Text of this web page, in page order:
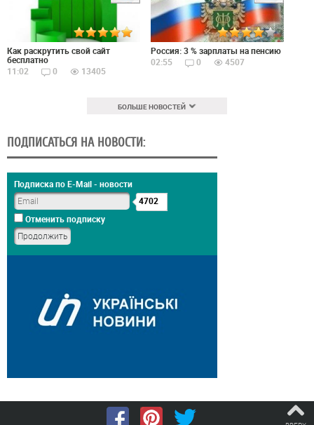
Как раскрутить свой сайт
бесплатно
11:02
0 13405
Россия: 3 % зарплаты на пенсию
02:55
0 4507
БОЛЬШЕ НОВОСТЕЙ
ПОДПИСАТЬСЯ НА НОВОСТИ:
Подписка по E-Mail - новости
4702
Отменить подписку